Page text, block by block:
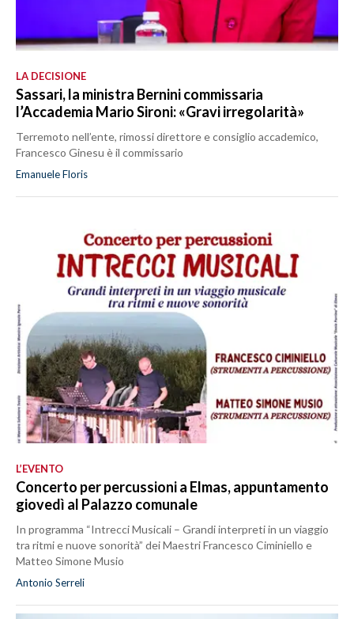
LA DECISIONE
Sassari, la ministra Bernini commissaria
l’Accademia Mario Sironi: «Gravi irregolarità»
Terremoto nell’ente, rimossi direttore e consiglio accademico,
Francesco Ginesu è il commissario
Emanuele Floris
L’EVENTO
Concerto per percussioni a Elmas, appuntamento
giovedì al Palazzo comunale
In programma “Intrecci Musicali – Grandi interpreti in un viaggio
tra ritmi e nuove sonorità” dei Maestri Francesco Ciminiello e
Matteo Simone Musio
Antonio Serreli